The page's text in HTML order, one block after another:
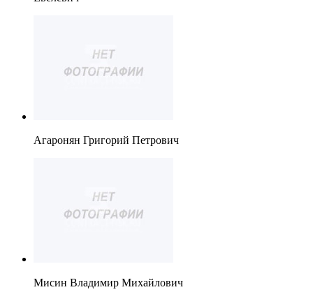
Агаронян Григорий Петрович
Мисин Владимир Михайлович